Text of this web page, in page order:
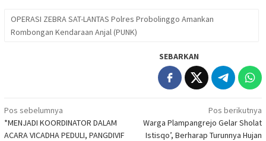
OPERASI ZEBRA SAT-LANTAS Polres Probolinggo Amankan
Rombongan Kendaraan Anjal (PUNK)
SEBARKAN
Navigasi
pos
Pos sebelumnya
*MENJADI KOORDINATOR DALAM
ACARA VICADHA PEDULI, PANGDIVIF
Pos berikutnya
Warga Plampangrejo Gelar Sholat
Istisqo’, Berharap Turunnya Hujan